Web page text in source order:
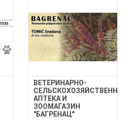
ВЕТЕРИНАРНО-
СЕЛЬСКОХОЗЯЙСТВЕННАЯ
АПТЕКА И
ЗООМАГАЗИН
"БАГРЕНАЦ"